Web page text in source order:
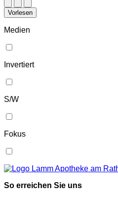
Vorlesen
Medien
Invertiert
S/W
Fokus
So erreichen Sie uns